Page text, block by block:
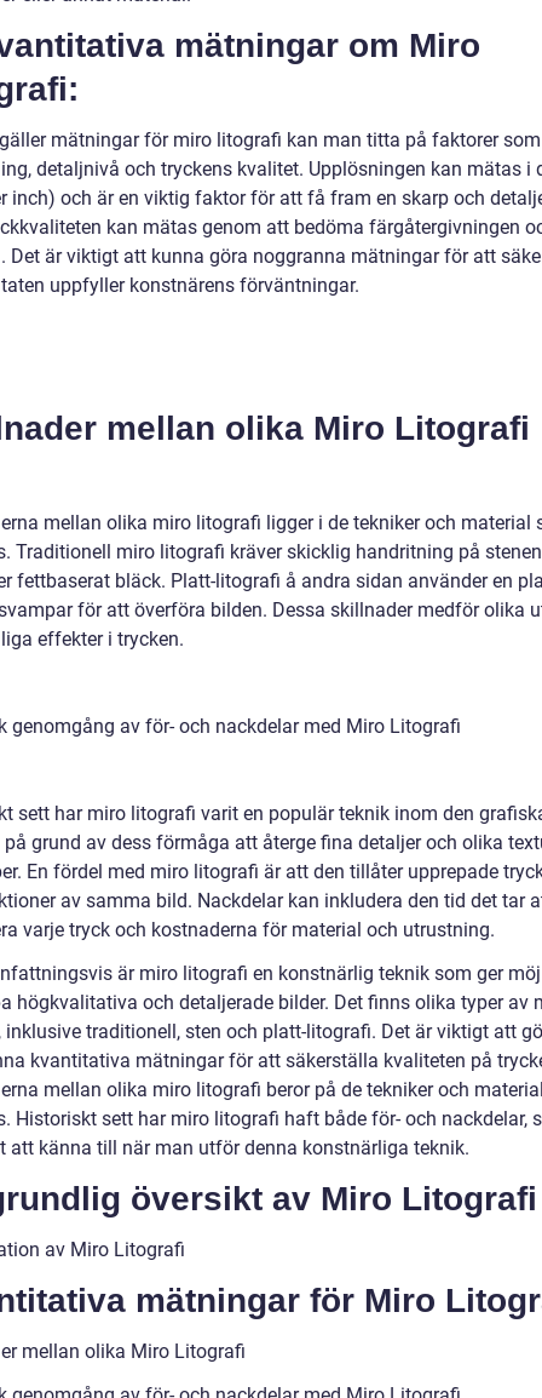
mätningar om Miro
mätningar för miro litografi kan man titta på faktorer som
detaljnivå och tryckens kvalitet. Upplösningen kan mätas i
inch) och är en viktig faktor för att få fram en skarp och
kan mätas genom att bedöma färgåtergivningen
Det är viktigt att kunna göra noggranna mätningar för att
uppfyller konstnärens förväntningar.
mellan olika Miro Litografi
mellan olika miro litografi ligger i de tekniker och material
Traditionell miro litografi kräver skicklig handritning på
fettbaserat bläck. Platt-litografi å andra sidan använder en
för att överföra bilden. Dessa skillnader medför olika
effekter i trycken.
genomgång av för- och nackdelar med Miro Litografi
sett har miro litografi varit en populär teknik inom den
grund av dess förmåga att återge fina detaljer och olika
En fördel med miro litografi är att den tillåter upprepade
av samma bild. Nackdelar kan inkludera den tid det tar
varje tryck och kostnaderna för material och utrustning.
är miro litografi en konstnärlig teknik som ger
högkvalitativa och detaljerade bilder. Det finns olika typer av
inklusive traditionell, sten och platt-litografi. Det är viktigt att
kvantitativa mätningar för att säkerställa kvaliteten på
mellan olika miro litografi beror på de tekniker och
Historiskt sett har miro litografi haft både för- och nackdelar,
att känna till när man utför denna konstnärliga teknik.
översikt av Miro Litografi
av Miro Litografi
mätningar för Miro
mellan olika Miro Litografi